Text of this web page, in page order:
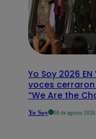
Yo Soy 2026
voces cerraron
“We Are the
Yo Soy 08 de agosto 2026